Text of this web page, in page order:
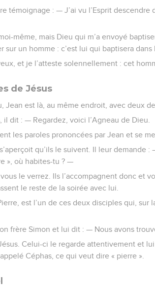
témoignage : — J’ai vu l’Esprit descendre
même, mais Dieu qui m’a envoyé
sur un homme : c’est lui qui baptisera dans
et je l’atteste solennellement : cet
de Jésus
Jean est là, au même endroit, avec deux
il dit : — Regardez, voici l’Agneau de Dieu.
les paroles prononcées par Jean et se
qu’ils le suivent. Il leur demande
», où habites-tu ? —
le verrez. Ils l’accompagnent donc et
le reste de la soirée avec lui.
est l’un de ces deux disciples qui, sur
frère Simon et lui dit : — Nous avons
Celui-ci le regarde attentivement et
Céphas, ce qui veut dire « pierre ».